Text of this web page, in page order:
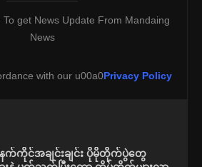
To get News Update From Mandaing
News
with our u00a0Privacy Policy
က်ကိုင်အချင်းချင်း ပိုမိုတိုက်ပွဲတွေ